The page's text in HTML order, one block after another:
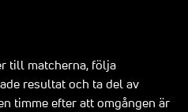
till matcherna, följa
resultat och ta del av
timme efter att omgången är